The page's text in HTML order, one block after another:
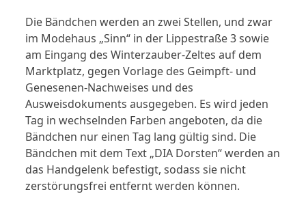
Die Bändchen werden an zwei Stellen, und zwar
im Modehaus „Sinn“ in der Lippestraße 3 sowie
am Eingang des Winterzauber-Zeltes auf dem
Marktplatz, gegen Vorlage des Geimpft- und
Genesenen-Nachweises und des
Ausweisdokuments ausgegeben. Es wird jeden
Tag in wechselnden Farben angeboten, da die
Bändchen nur einen Tag lang gültig sind. Die
Bändchen mit dem Text „DIA Dorsten“ werden an
das Handgelenk befestigt, sodass sie nicht
zerstörungsfrei entfernt werden können.